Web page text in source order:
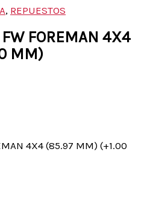
, REPUESTOS
FOREMAN 4X4
MM)
4X4 (85.97 MM) (+1.00